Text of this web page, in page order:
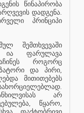
წინაპირობა
დადგენა.
პრინციპი
შემთხვევაში
ია ფარულავა
როგორც
და პირი,
მითითებებს
არ
წყარო,